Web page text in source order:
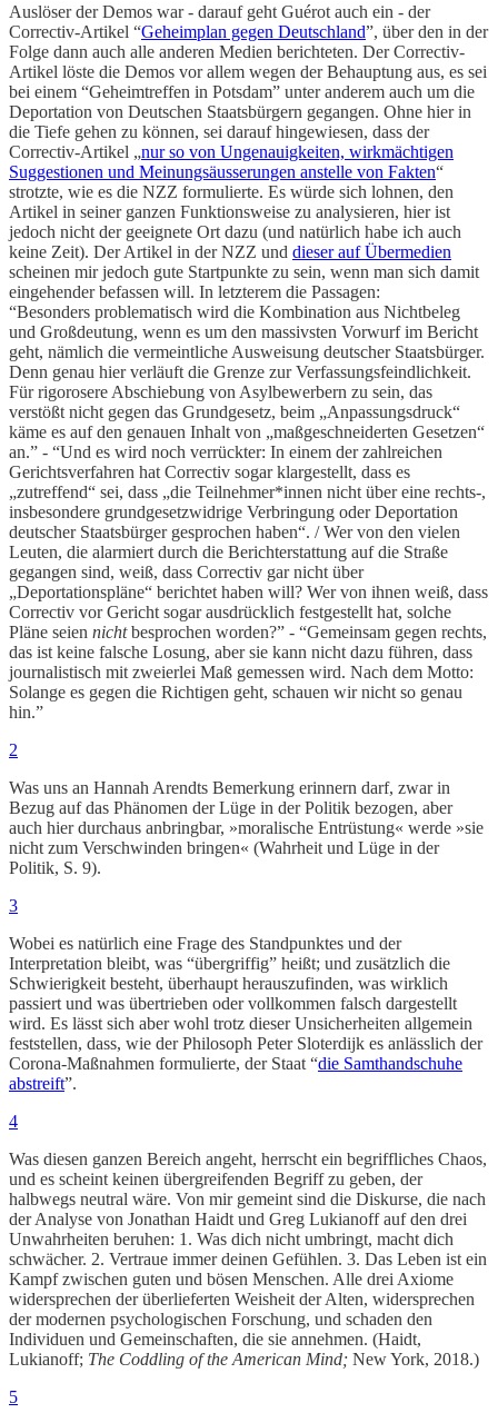
Auslöser der Demos war - darauf geht Guérot auch ein - der
Correctiv-Artikel “Geheimplan gegen Deutschland”, über den in der
Folge dann auch alle anderen Medien berichteten. Der Correctiv-
Artikel löste die Demos vor allem wegen der Behauptung aus, es sei
bei einem “Geheimtreffen in Potsdam” unter anderem auch um die
Deportation von Deutschen Staatsbürgern gegangen. Ohne hier in
die Tiefe gehen zu können, sei darauf hingewiesen, dass der
Correctiv-Artikel „nur so von Ungenauigkeiten, wirkmächtigen
Suggestionen und Meinungsäusserungen anstelle von Fakten“
strotzte, wie es die NZZ formulierte. Es würde sich lohnen, den
Artikel in seiner ganzen Funktionsweise zu analysieren, hier ist
jedoch nicht der geeignete Ort dazu (und natürlich habe ich auch
keine Zeit). Der Artikel in der NZZ und dieser auf Übermedien
scheinen mir jedoch gute Startpunkte zu sein, wenn man sich damit
eingehender befassen will. In letzterem die Passagen:
“Besonders problematisch wird die Kombination aus Nichtbeleg
und Großdeutung, wenn es um den massivsten Vorwurf im Bericht
geht, nämlich die vermeintliche Ausweisung deutscher Staatsbürger.
Denn genau hier verläuft die Grenze zur Verfassungsfeindlichkeit.
Für rigorosere Abschiebung von Asylbewerbern zu sein, das
verstößt nicht gegen das Grundgesetz, beim „Anpassungsdruck“
käme es auf den genauen Inhalt von „maßgeschneiderten Gesetzen“
an.” - “Und es wird noch verrückter: In einem der zahlreichen
Gerichtsverfahren hat Correctiv sogar klargestellt, dass es
„zutreffend“ sei, dass „die Teilnehmer*innen nicht über eine rechts-,
insbesondere grundgesetzwidrige Verbringung oder Deportation
deutscher Staatsbürger gesprochen haben“. / Wer von den vielen
Leuten, die alarmiert durch die Berichterstattung auf die Straße
gegangen sind, weiß, dass Correctiv gar nicht über
„Deportationspläne“ berichtet haben will? Wer von ihnen weiß, dass
Correctiv vor Gericht sogar ausdrücklich festgestellt hat, solche
Pläne seien nichtbesprochen worden?” - “Gemeinsam gegen rechts,
das ist keine falsche Losung, aber sie kann nicht dazu führen, dass
journalistisch mit zweierlei Maß gemessen wird. Nach dem Motto:
Solange es gegen die Richtigen geht, schauen wir nicht so genau
hin.”
2
Was uns an Hannah Arendts Bemerkung erinnern darf, zwar in
Bezug auf das Phänomen der Lüge in der Politik bezogen, aber
auch hier durchaus anbringbar, »moralische Entrüstung« werde »sie
nicht zum Verschwinden bringen« (Wahrheit und Lüge in der
Politik, S. 9).
3
Wobei es natürlich eine Frage des Standpunktes und der
Interpretation bleibt, was “übergriffig” heißt; und zusätzlich die
Schwierigkeit besteht, überhaupt herauszufinden, was wirklich
passiert und was übertrieben oder vollkommen falsch dargestellt
wird. Es lässt sich aber wohl trotz dieser Unsicherheiten allgemein
feststellen, dass, wie der Philosoph Peter Sloterdijk es anlässlich der
Corona-Maßnahmen formulierte, der Staat “die Samthandschuhe
abstreift”.
4
Was diesen ganzen Bereich angeht, herrscht ein begriffliches Chaos,
und es scheint keinen übergreifenden Begriff zu geben, der
halbwegs neutral wäre. Von mir gemeint sind die Diskurse, die nach
der Analyse von Jonathan Haidt und Greg Lukianoff auf den drei
Unwahrheiten beruhen: 1. Was dich nicht umbringt, macht dich
schwächer. 2. Vertraue immer deinen Gefühlen. 3. Das Leben ist ein
Kampf zwischen guten und bösen Menschen. Alle drei Axiome
widersprechen der überlieferten Weisheit der Alten, widersprechen
der modernen psychologischen Forschung, und schaden den
Individuen und Gemeinschaften, die sie annehmen. (Haidt,
Lukianoff; The Coddling of the American Mind; New York, 2018.)
5